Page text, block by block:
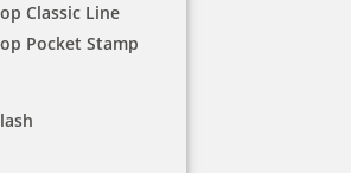
Classic Line
Pocket Stamp